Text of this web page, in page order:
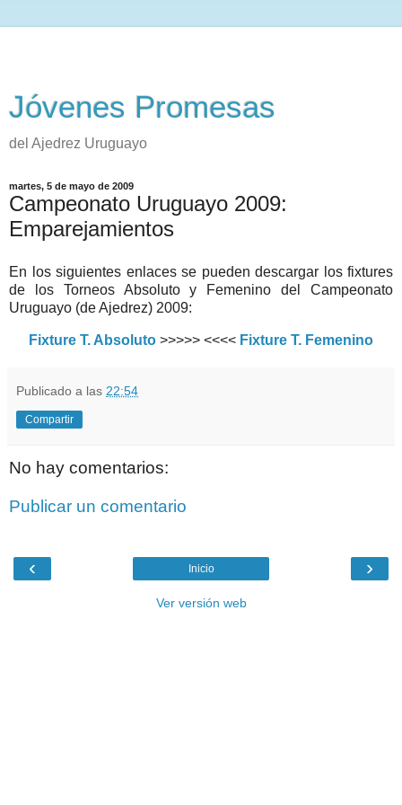
Jóvenes Promesas
del Ajedrez Uruguayo
martes, 5 de mayo de 2009
Campeonato Uruguayo 2009:
Emparejamientos
En los siguientes enlaces se pueden descargar los fixtures
de los Torneos Absoluto y Femenino del Campeonato
Uruguayo (de Ajedrez) 2009:
Fixture T. Absoluto >>>>> <<<< Fixture T. Femenino
Publicado a las 22:54
Compartir
No hay comentarios:
Publicar un comentario
‹ ›
Inicio
Ver versión web